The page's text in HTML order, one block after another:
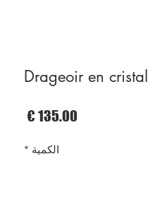
Drageoir en cristal
السعر
الكمية *